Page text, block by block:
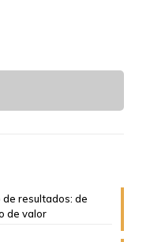
resultados: de
de valor